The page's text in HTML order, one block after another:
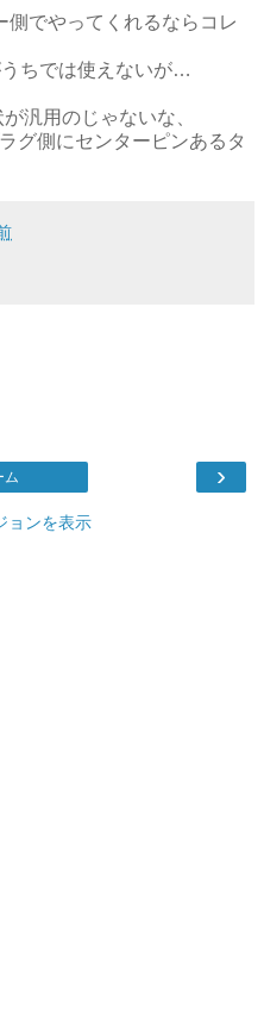
でやってくれるならコレ
ちでは使えないが…
汎用のじゃないな、
グ側にセンターピンあるタ
›
ム
ョンを表示